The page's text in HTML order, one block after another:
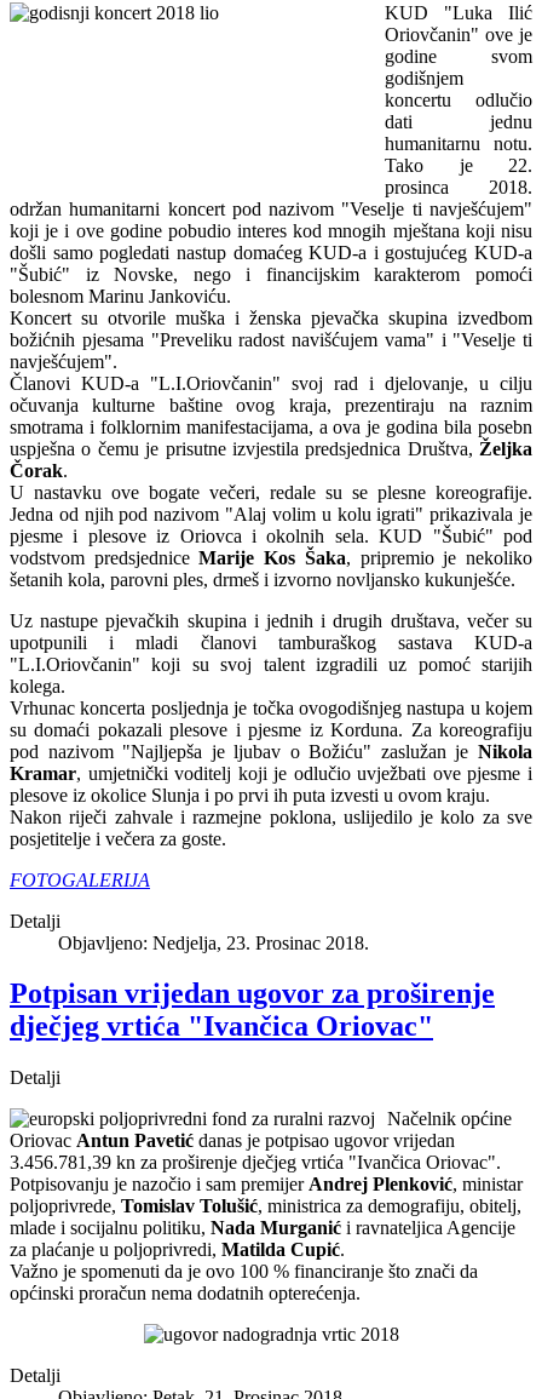
KUD "Luka Ilić
Oriovčanin" ove je
godine svom
godišnjem
koncertu odlučio
dati jednu
humanitarnu notu.
Tako je 22.
prosinca 2018.
održan humanitarni koncert pod nazivom "Veselje ti navješćujem"
koji je i ove godine pobudio interes kod mnogih mještana koji nisu
došli samo pogledati nastup domaćeg KUD-a i gostujućeg KUD-a
"Šubić" iz Novske, nego i financijskim karakterom pomoći
bolesnom Marinu Jankoviću.
Koncert su otvorile muška i ženska pjevačka skupina izvedbom
božićnih pjesama "Preveliku radost navišćujem vama" i "Veselje ti
navješćujem".
Članovi KUD-a "L.I.Oriovčanin" svoj rad i djelovanje, u cilju
očuvanja kulturne baštine ovog kraja, prezentiraju na raznim
smotrama i folklornim manifestacijama, a ova je godina bila posebn
uspješna o čemu je prisutne izvjestila predsjednica Društva, Željka
Čorak.
U nastavku ove bogate večeri, redale su se plesne koreografije.
Jedna od njih pod nazivom "Alaj volim u kolu igrati" prikazivala je
pjesme i plesove iz Oriovca i okolnih sela. KUD "Šubić" pod
vodstvom predsjedniceMarije Kos Šaka, pripremio je nekoliko
šetanih kola, parovni ples, drmeš i izvorno novljansko kukunješće.
Uz nastupe pjevačkih skupina i jednih i drugih društava, večer su
upotpunili i mladi članovi tamburaškog sastava KUD-a
"L.I.Oriovčanin" koji su svoj talent izgradili uz pomoć starijih
kolega.
Vrhunac koncerta posljednja je točka ovogodišnjeg nastupa u kojem
su domaći pokazali plesove i pjesme iz Korduna. Za koreografiju
pod nazivom "Najljepša je ljubav o Božiću" zaslužan je Nikola
Kramar, umjetnički voditelj koji je odlučio uvježbati ove pjesme i
plesove iz okolice Slunja i po prvi ih puta izvesti u ovom kraju.
Nakon riječi zahvale i razmejne poklona, uslijedilo je kolo za sve
posjetitelje i večera za goste.
FOTOGALERIJA
Detalji
Objavljeno: Nedjelja, 23. Prosinac 2018.
Potpisan vrijedan ugovor za proširenje
dječjeg vrtića "Ivančica Oriovac"
Detalji
Načelnik općine
Oriovac Antun Pavetić danas je potpisao ugovor vrijedan
3.456.781,39 kn za proširenje dječjeg vrtića "Ivančica Oriovac".
Potpisovanju je nazočio i sam premijer Andrej Plenković, ministar
poljoprivrede, Tomislav Tolušić, ministrica za demografiju, obitelj,
mlade i socijalnu politiku, Nada Murganić i ravnateljica Agencije
za plaćanje u poljoprivredi, Matilda Cupić.
Važno je spomenuti da je ovo 100 % financiranje što znači da
općinski proračun nema dodatnih opterećenja.
Detalji